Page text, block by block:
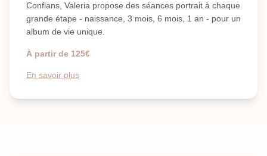
Conflans, Valeria propose des séances portrait à chaque
grande étape - naissance, 3 mois, 6 mois, 1 an - pour un
album de vie unique.
À partir de 125€
En savoir plus